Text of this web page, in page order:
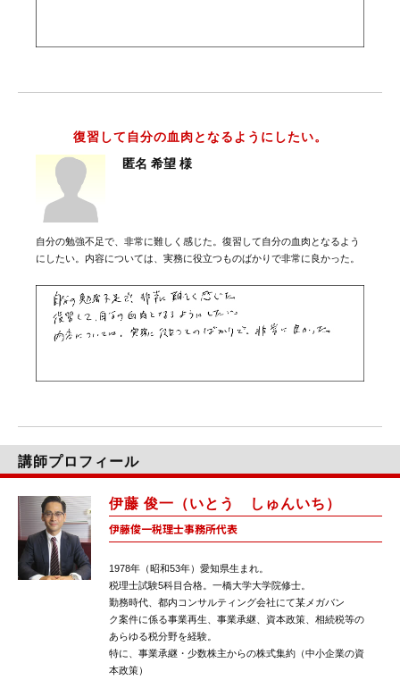
復習して自分の血肉となるようにしたい。
匿名 希望 様
自分の勉強不足で、非常に難しく感じた。復習して自分の血肉となるよう
にしたい。内容については、実務に役立つものばかりで非常に良かった。
講師プロフィール
伊藤 俊一（いとう しゅんいち）
伊藤俊一税理士事務所代表
1978年（昭和53年）愛知県生まれ。
税理士試験5科目合格。一橋大学大学院修士。
勤務時代、都内コンサルティング会社にて某メガバン
ク案件に係る事業再生、事業承継、資本政策、相続税等の
あらゆる税分野を経験。
特に、事業承継・少数株主からの株式集約（中小企業の資
本政策）